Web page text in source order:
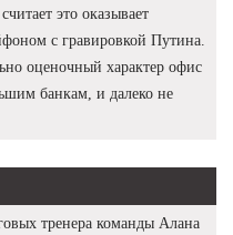
это оказывает
с гравировкой Путина.
оценочный характер офис
банкам, и далеко не
тренера команды Алана